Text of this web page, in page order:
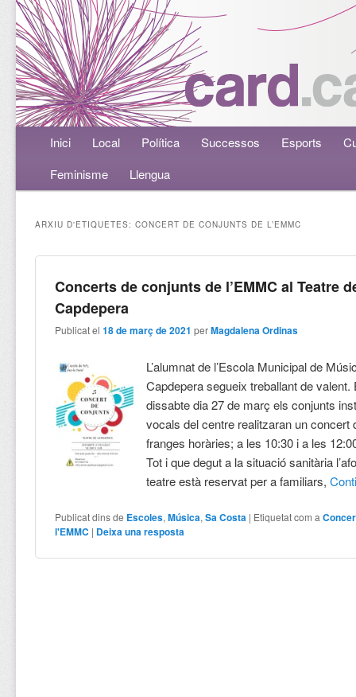
Menú principalAneu al contingut principal
Aneu al contingut secundari
Inici Local Política Successos Esports
Feminisme
Llengua
ARXIU D'ETIQUETES:CONCERT DE CONJUNTS DE L’EMMC
Concerts de conjunts de l’EMMC al Teatre
Capdepera
Publicat el18 de març de 2021 perMagdalena Ordinas
L’alumnat de l’Escola Municipal de
Capdepera segueix treballant de valent.
dissabte dia 27 de març els conjunts
vocals del centre realitzaran un concert
franges horàries; a les 10:30 i a les
Tot i que degut a la situació sanitària
teatre està reservat per a familiars,
Publicat dins de Escoles,Música,Sa Costa | Etiquetat com a
l'EMMC | Deixa una resposta